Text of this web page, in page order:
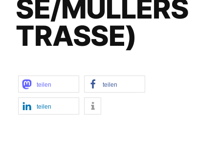
E/MÜLLERST
RASSE)
teilen teilen
teilen